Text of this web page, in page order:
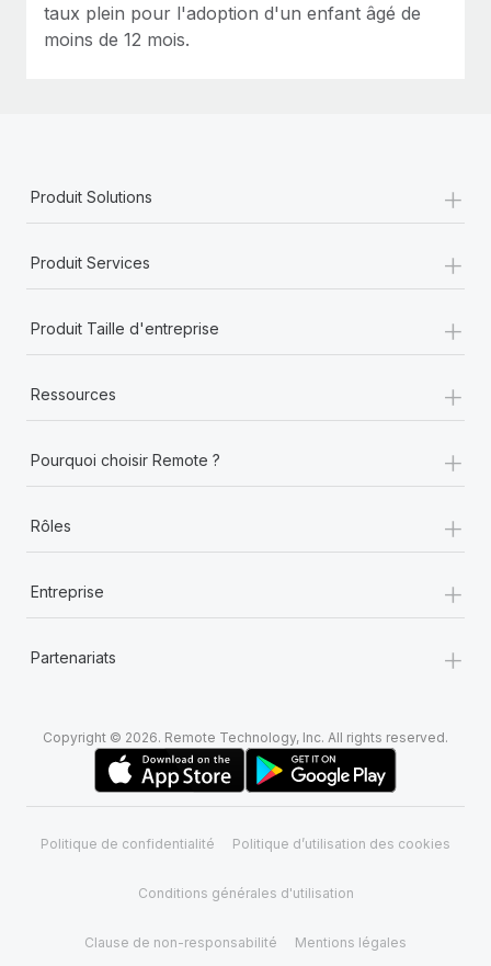
taux plein pour l'adoption d'un enfant âgé de
moins de 12 mois.
Produit Solutions +
Produit Services +
Produit Taille d'entreprise +
Ressources +
Pourquoi choisir Remote ? +
Rôles +
Entreprise +
Partenariats +
Copyright © 2026. Remote Technology, Inc. All rights reserved.
Politique de confidentialité Politique d’utilisation des cookies
Conditions générales d'utilisation
Clause de non-responsabilité Mentions légales